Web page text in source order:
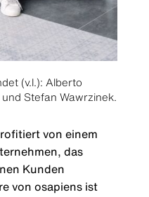
(v.l.): Alberto
Stefan Wawrzinek.
von einem
das
Kunden
von osapiens ist